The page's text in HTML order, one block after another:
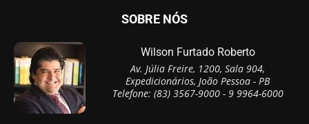
SOBRE NÓS
Wilson Furtado Roberto
Av. Júlia Freire, 1200, Sala 904,
Expedicionários, João Pessoa - PB
Telefone: (83) 3567-9000 - 9 9964-6000